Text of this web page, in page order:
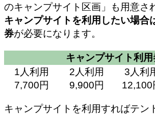
のキャンプサイト区画」も用意さ
キャンプサイトを利用したい場合
券が必要になります。
キャンプサイト利用
1人利用
7,700円
2人利用
9,900円
3人利
12,100
キャンプサイトを利用すればテン